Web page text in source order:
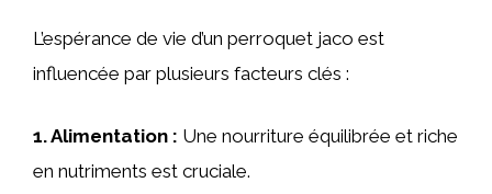
L’espérance de vie d’un perroquet jaco est
influencée par plusieurs facteurs clés :
1.Alimentation : Une nourriture équilibrée et riche
en nutriments est cruciale.